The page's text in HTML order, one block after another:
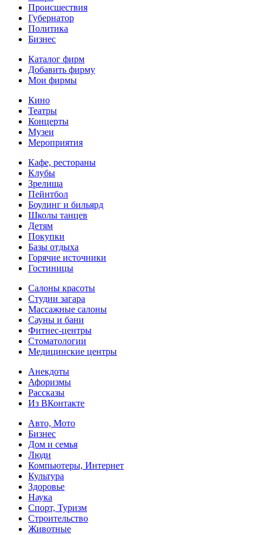
Происшествия
Губернатор
Политика
Бизнес
Каталог фирм
Добавить фирму
Мои фирмы
Кино
Театры
Концерты
Музеи
Мероприятия
Кафе, рестораны
Клубы
Зрелища
Пейнтбол
Боулинг и бильярд
Школы танцев
Детям
Покупки
Базы отдыха
Горячие источники
Гостиницы
Салоны красоты
Студии загара
Массажные салоны
Сауны и бани
Фитнес-центры
Стоматологии
Медицинские центры
Анекдоты
Афоризмы
Рассказы
Из ВКонтакте
Авто, Мото
Бизнес
Дом и семья
Люди
Компьютеры, Интернет
Культура
Здоровье
Наука
Спорт, Туризм
Строительство
Животные